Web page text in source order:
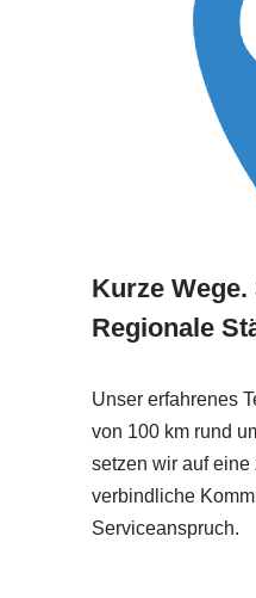
Kurze
Regionale
Unser erfahrenes
von 100 km rund
setzen wir auf
verbindliche
Serviceanspruch.